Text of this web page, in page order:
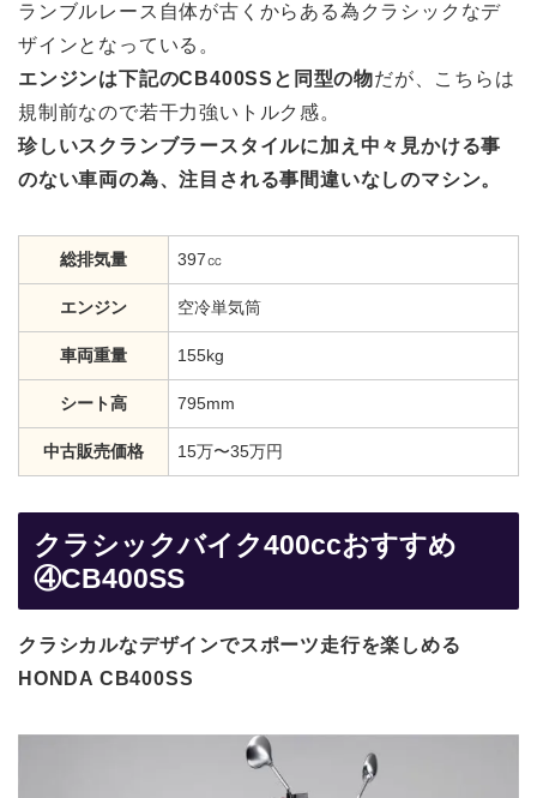
ランブルレース自体が古くからある為クラシックなデ
ザインとなっている。
エンジンは下記のCB400SSと同型の物だが、こちらは
規制前なので若干力強いトルク感。
珍しいスクランブラースタイルに加え中々見かける事
のない車両の為、注目される事間違いなしのマシン。
総排気量 397㏄
エンジン 空冷単気筒
車両重量 155kg
シート高 795mm
中古販売価格 15万〜35万円
クラシックバイク400ccおすすめ
④CB400SS
クラシカルなデザインでスポーツ走行を楽しめる
HONDA CB400SS